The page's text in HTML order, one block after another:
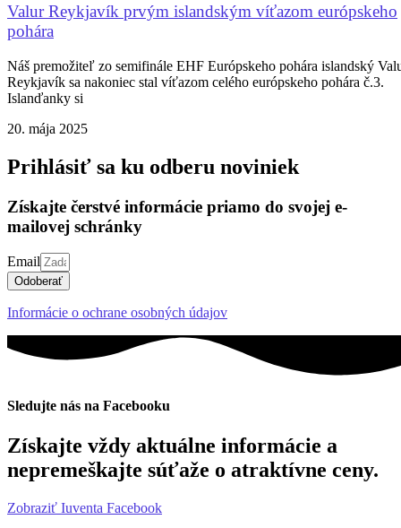
Valur Reykjavík prvým islandským víťazom európskeho
pohára
Náš premožiteľ zo semifinále EHF Európskeho pohára islandský
Reykjavík sa nakoniec stal víťazom celého európskeho pohára č.3.
Islanďanky si
20. mája 2025
Prihlásiť sa ku odberu noviniek
Získajte čerstvé informácie priamo do svojej e-
mailovej schránky
Email
Odoberať
Informácie o ochrane osobných údajov
Sledujte nás na Facebooku
Získajte vždy aktuálne informácie a
nepremeškajte súťaže o atraktívne ceny.
Zobraziť Iuventa Facebook